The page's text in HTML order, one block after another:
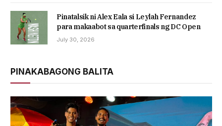
Pinatalsik ni Alex Eala si Leylah Fernandez
para makaabot sa quarterfinals ng DC Open
July 30, 2026
PINAKABAGONG BALITA